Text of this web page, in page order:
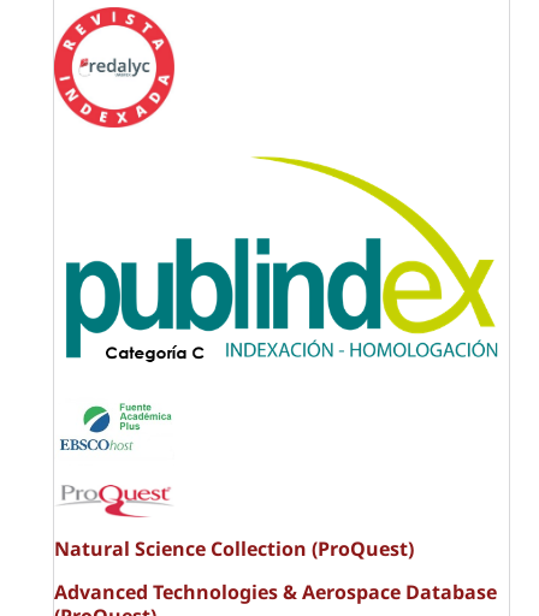
Natural Science Collection (ProQuest)
Advanced Technologies & Aerospace Database